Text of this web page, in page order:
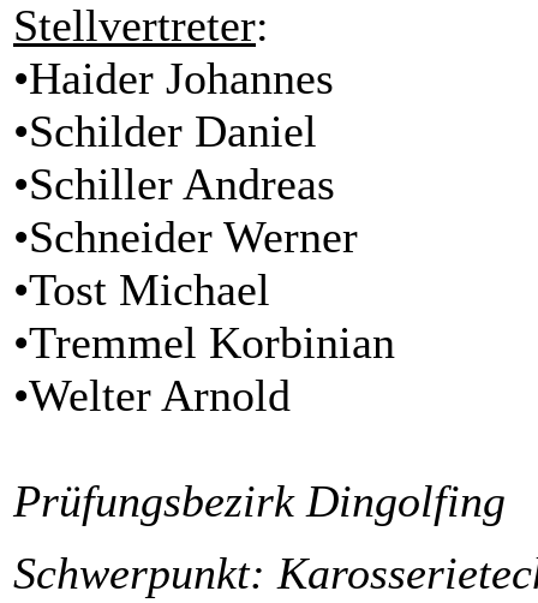
Stellvertreter:
•Haider Johannes
•Schilder Daniel
•Schiller Andreas
•Schneider Werner
•Tost Michael
•Tremmel Korbinian
•Welter Arnold
Prüfungsbezirk Dingolfing
Schwerpunkt: